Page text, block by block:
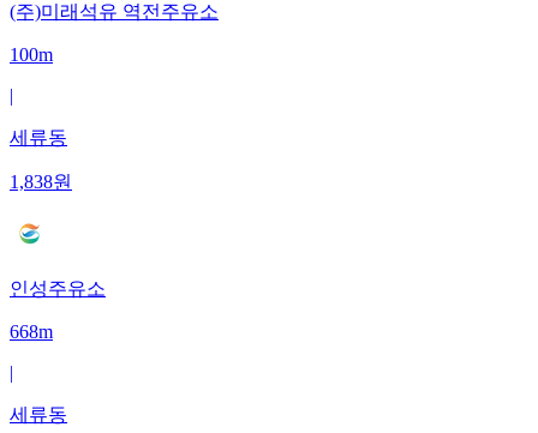
(주)미래석유 역전주유소
100m
|
세류동
1,838원
인성주유소
668m
|
세류동